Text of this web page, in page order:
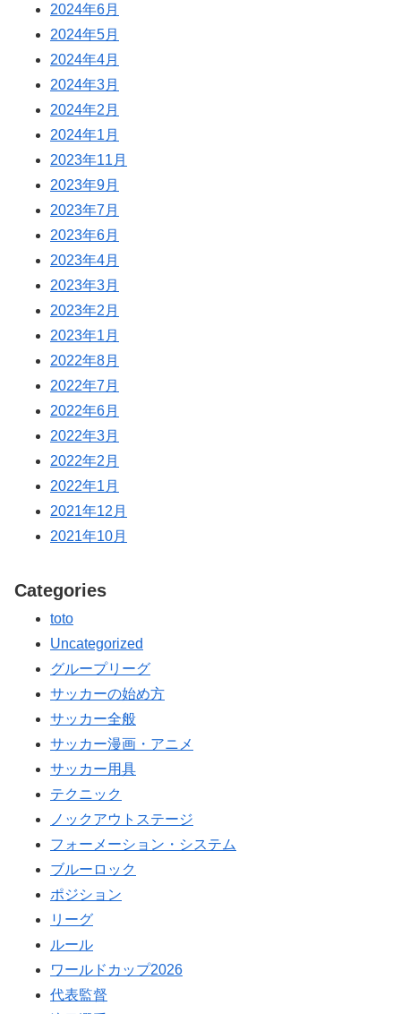
2024年6月
2024年5月
2024年4月
2024年3月
2024年2月
2024年1月
2023年11月
2023年9月
2023年7月
2023年6月
2023年4月
2023年3月
2023年2月
2023年1月
2022年8月
2022年7月
2022年6月
2022年3月
2022年2月
2022年1月
2021年12月
2021年10月
Categories
toto
Uncategorized
グループリーグ
サッカーの始め方
サッカー全般
サッカー漫画・アニメ
サッカー用具
テクニック
ノックアウトステージ
フォーメーション・システム
ブルーロック
ポジション
リーグ
ルール
ワールドカップ2026
代表監督